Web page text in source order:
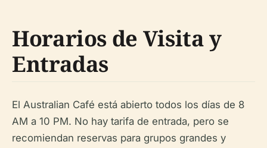
Horarios de Visita y
Entradas
El Australian Café está abierto todos los días de 8
AM a 10 PM. No hay tarifa de entrada, pero se
recomiendan reservas para grupos grandes y